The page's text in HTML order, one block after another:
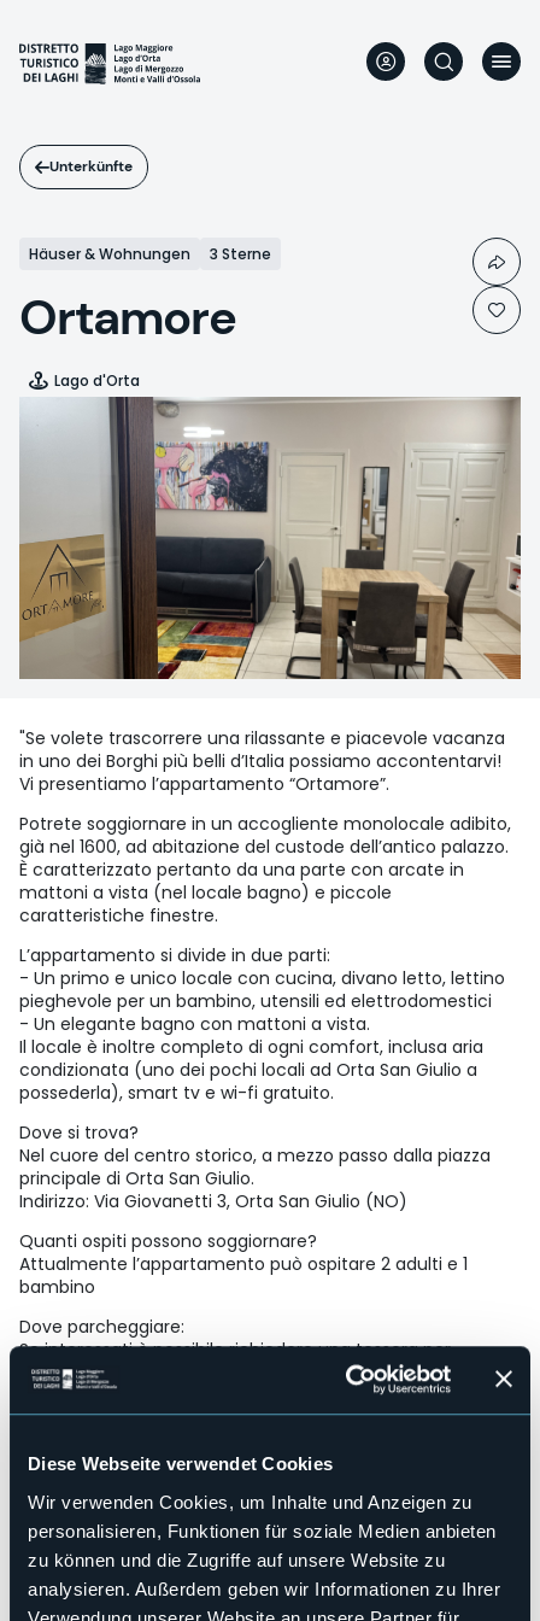
Diese Webseite verwendet Cookies
Wir verwenden Cookies, um Inhalte und Anzeigen zu
personalisieren, Funktionen für soziale Medien anbieten
zu können und die Zugriffe auf unsere Website zu
analysieren. Außerdem geben wir Informationen zu Ihrer
Inhalt
Unterkünfte
Häuser & Wohnungen 3 Sterne
Ortamore
Lago d'Orta
"Se volete trascorrere una rilassante e piacevole vacanza
in uno dei Borghi più belli d’Italia possiamo accontentarvi!
Vi presentiamo l’appartamento “Ortamore”.
Potrete soggiornare in un accogliente monolocale adibito,
già nel 1600, ad abitazione del custode dell’antico palazzo.
È caratterizzato pertanto da una parte con arcate in
mattoni a vista (nel locale bagno) e piccole
caratteristiche finestre.
L’appartamento si divide in due parti:
- Un primo e unico locale con cucina, divano letto, lettino
pieghevole per un bambino, utensili ed elettrodomestici
- Un elegante bagno con mattoni a vista.
Il locale è inoltre completo di ogni comfort, inclusa aria
condizionata (uno dei pochi locali ad Orta San Giulio a
possederla), smart tv e wi-fi gratuito.
Dove si trova?
Nel cuore del centro storico, a mezzo passo dalla piazza
principale di Orta San Giulio.
Indirizzo: Via Giovanetti 3, Orta San Giulio (NO)
Quanti ospiti possono soggiornare?
Attualmente l’appartamento può ospitare 2 adulti e 1
bambino
Dove parcheggiare:
Se interessati è possibile richiedere una tessera per
parcheggiare la vostra auto in un silos al coperto (con
posto assicurato anche in caso di esaurimento parcheggi
accessibili al pubblico; questo è possibile grazie a una
ATTENZIONE: i motocicli non possono accedere al
parcheggio, quindi la tessera è valida solo per autovetture.
Io e il mio staff siamo lieti di accogliervi e lavoreremo per